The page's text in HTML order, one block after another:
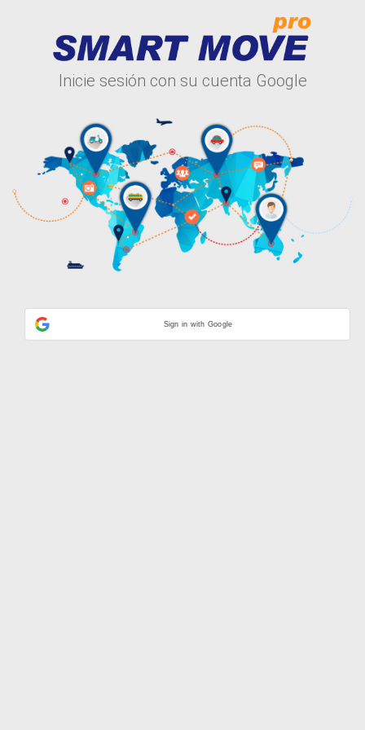
Inicie sesión con su cuenta Google
Sign in with Google